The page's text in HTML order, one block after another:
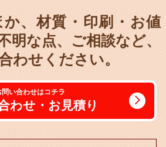
、材質・印刷・お値
明な点、ご相談など、
わせください。
い合わせはコチラ
わせ・お見積り